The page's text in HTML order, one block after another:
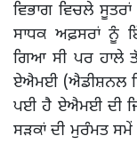
ਵਿਭਾਗ ਵਿਚਲੇ
ਸਾਧਕ ਅਫ਼ਸਰਾਂ ਨੂੰ
ਗਿਆ ਸੀ ਪਰ ਹਾਲੇ
ਏਐਮਈ (ਐਡੀਸ਼ਨਲ
ਪਈ ਹੈ ਏਐਮਈ ਦੀ
ਸੜਕਾਂ ਦੀ ਮੁਰੰਮਤ